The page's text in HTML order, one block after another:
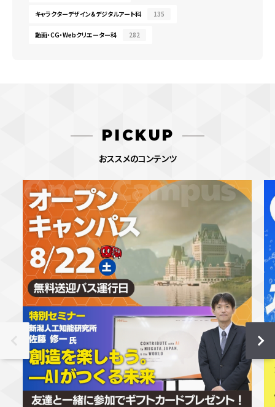
キャラクターデザイン＆デジタルアート科 135
動画・CG・Webクリエーター科 282
PICKUP
おススメのコンテンツ